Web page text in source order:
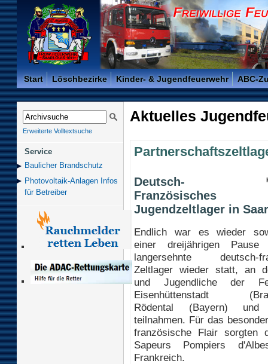
Freiwillige Feuerwehr der Kreisstadt Saarlouis -
Start Löschbezirke Kinder- & Jugendfeuerwehr ABC-
Erweiterte Volltextsuche
Service
Baulicher Brand­schutz
Photovoltaik-Anlagen Infos
für Betreiber
Aktuelles
Deutsch-
Französisches
Jugendzeltlager in
Endlich war es wieder
einer dreijährigen
langersehnte deutsch-
Zeltlager wieder statt, an
und Jugendliche der
Eisenhüttenstadt
Rödental (Bayern) und
teilnahmen. Für das
französische Flair sorgten
Sapeurs Pompiers
Frankreich.